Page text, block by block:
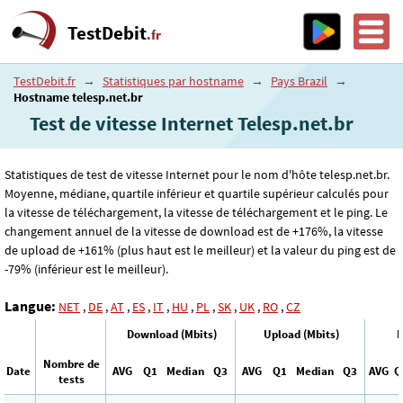
TestDebit.fr
TestDebit.fr → Statistiques par hostname → Pays Brazil
→
Hostname telesp.net.br
Test de vitesse Internet Telesp.net.br
Statistiques de test de vitesse Internet pour le nom d'hôte telesp.net.br.
Moyenne, médiane, quartile inférieur et quartile supérieur calculés pour
la vitesse de téléchargement, la vitesse de téléchargement et le ping. Le
changement annuel de la vitesse de download est de +176%, la vitesse
de upload de +161% (plus haut est le meilleur) et la valeur du ping est de
-79% (inférieur est le meilleur).
Langue: NET , DE ,AT , ES , IT , HU , PL ,SK , UK , RO ,CZ
Download (Mbits) Upload (Mbits)
Date
Nombre de
tests
AVG Q1 Median Q3 AVG Q1 Median Q3 AVG